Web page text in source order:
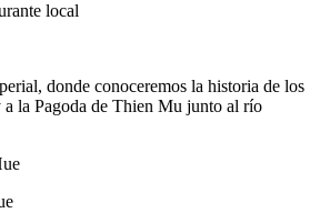
local
donde conoceremos la historia de los
a la Pagoda de Thien Mu junto al río